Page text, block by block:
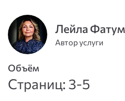
Адрес
эл. почты
телефон
Пароль
Войти
Лейла Фатум
Автор услуги
Объём
Страниц: 3-5